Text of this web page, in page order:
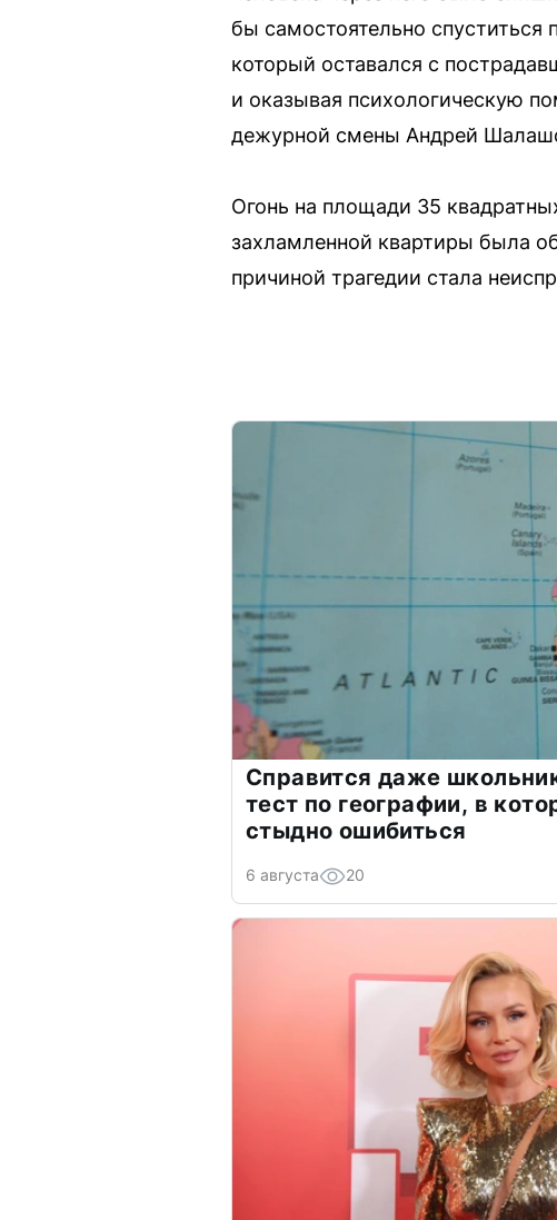
бы самостоятельно
который оставался с
и оказывая психологическую
дежурной смены Андрей
Огонь на площади 35
захламленной квартиры была
причиной трагедии стала
Справится даже
тест по географии, в
стыдно ошибиться
6 августа 20